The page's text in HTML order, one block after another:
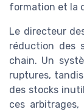
formation et la
Le directeur
réduction des
chain. Un
ruptures,
des stocks
ces